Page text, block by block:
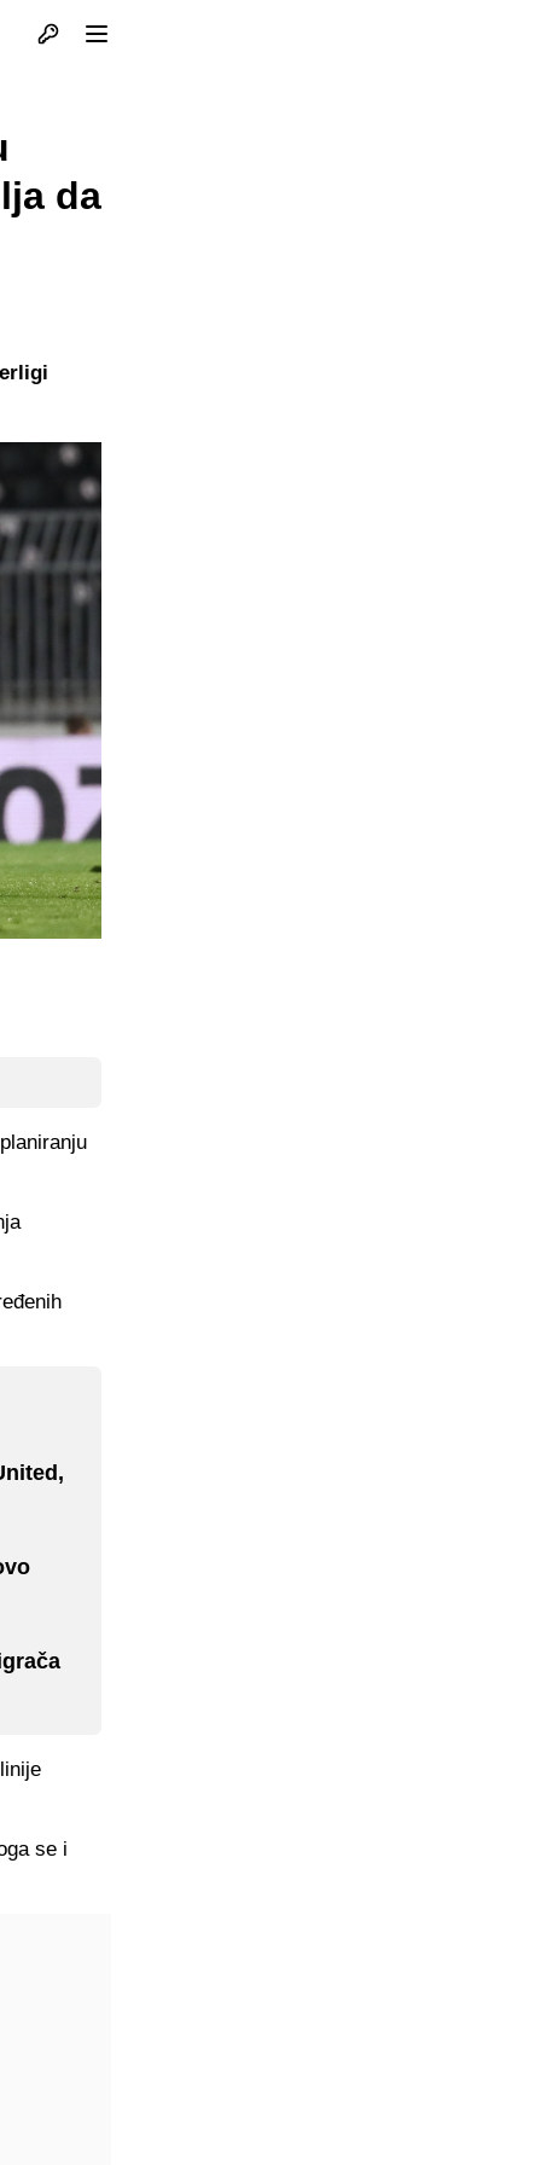
Otvori profil
da
se i